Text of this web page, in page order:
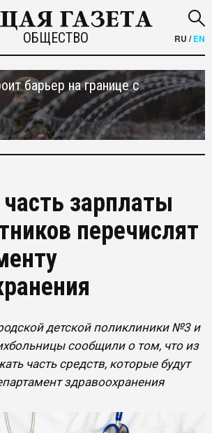
ОБЩЕСТВО RU /EN
барьер на границе с
зарплаты
перечислят
детской поликлиники №3 и
сообщили о том, что из
часть средств, которые будут
здравоохранения